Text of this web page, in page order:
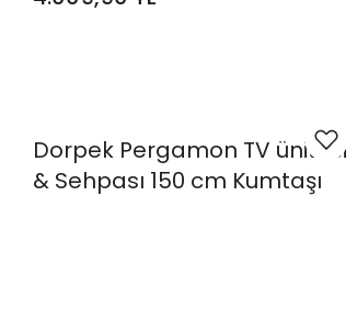
Dorpek Pergamon TV ünitesi
& Sehpası 150 cm Kumtaşı